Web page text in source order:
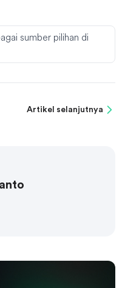
sumber pilihan di
Artikel selanjutnya